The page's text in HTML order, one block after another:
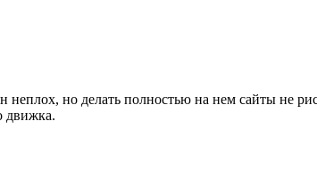
неплох, но делать полностью на нем сайты не
движка.